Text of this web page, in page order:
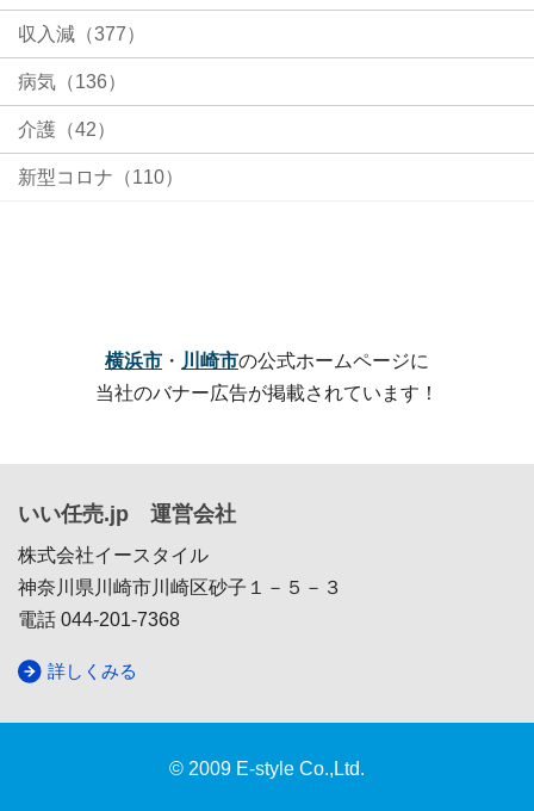
収入減（377）
病気（136）
介護（42）
新型コロナ（110）
横浜市 ・ 川崎市の公式ホームページに
当社のバナー広告が掲載されています！
いい任売.jp 運営会社
株式会社イースタイル
神奈川県川崎市川崎区砂子１－５－３
電話 044-201-7368
詳しくみる
© 2009 E-style Co.,Ltd.